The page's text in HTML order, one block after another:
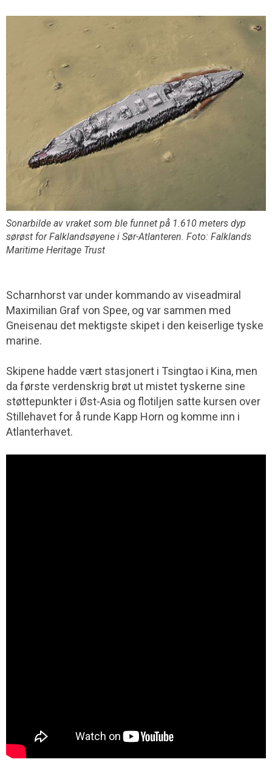
Sonarbilde av vraket som ble funnet på 1.610 meters dyp
sørøst for Falklandsøyene i Sør-Atlanteren. Foto: Falklands
Maritime Heritage Trust
Scharnhorst var under kommando av viseadmiral
Maximilian Graf von Spee, og var sammen med
Gneisenau det mektigste skipet i den keiserlige tyske
marine.
Skipene hadde vært stasjonert i Tsingtao i Kina, men
da første verdenskrig brøt ut mistet tyskerne sine
støttepunkter i Øst-Asia og flotiljen satte kursen over
Stillehavet for å runde Kapp Horn og komme inn i
Atlanterhavet.